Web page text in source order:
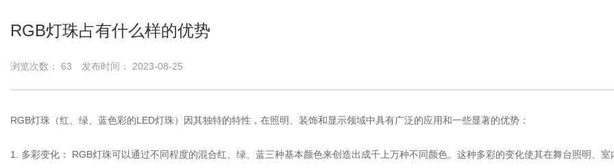
RGB灯珠占有什么样的优势
浏览次数： 63 发布时间： 2023-08-25
RGB灯珠 （红、绿、蓝色彩的LED灯珠）因其独特的特性，在照明、装饰和显示领域中具有广泛的应用和一些显著的优势：
1. 多彩变化： RGB灯珠可以通过不同程度的混合红、绿、蓝三种基本颜色来创造出成千上万种不同颜色。这种多彩的变化使其在舞台照明、室